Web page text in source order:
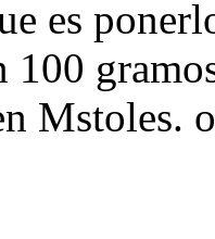
es
100
Mstoles.